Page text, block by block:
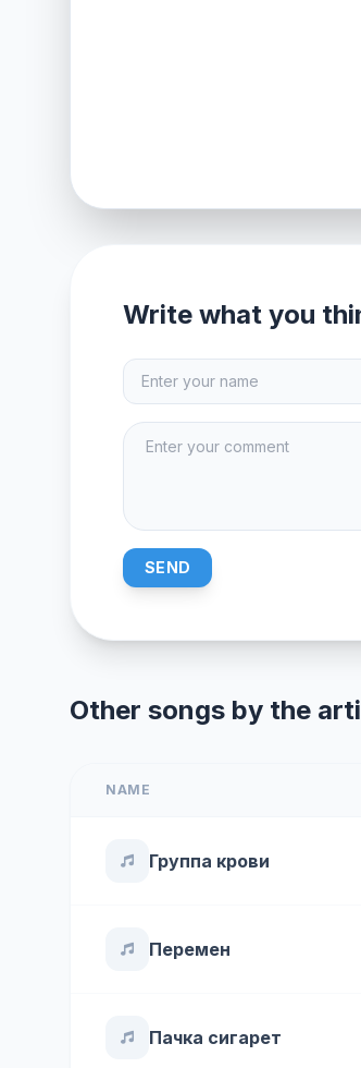
Write what you
SEND
Other songs by the
NAME
Группа крови
Перемен
Пачка сигарет